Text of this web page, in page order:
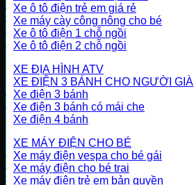
Xe ô tô điện trẻ em giá rẻ
Xe máy cày công nông cho bé
Xe ô tô điện 1 chỗ ngồi
Xe ô tô điện 2 chỗ ngồi
XE ĐỊA HÌNH ATV
XE ĐIỆN 3 BÁNH CHO NGƯỜI GIÀ
Xe điện 3 bánh
Xe điện 3 bánh có mái che
Xe điện 4 bánh
XE MÁY ĐIỆN CHO BÉ
Xe máy điện vespa cho bé gái
Xe máy điện cho bé trai
Xe máy điện trẻ em bản quyền